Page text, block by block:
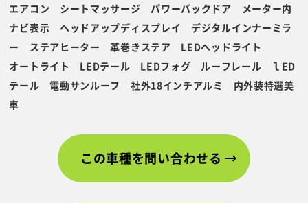
エアコン シートマッサージ パワーバックドア メーター内
ナビ表示 ヘッドアップディスプレイ デジタルインナーミラ
ー ステアヒーター 革巻きステア LEDヘッドライト
オートライト LEDテール LEDフォグ ルーフレール ｌED
テール 電動サンルーフ 社外18インチアルミ 内外装特選美
車
この車種を問い合わせる